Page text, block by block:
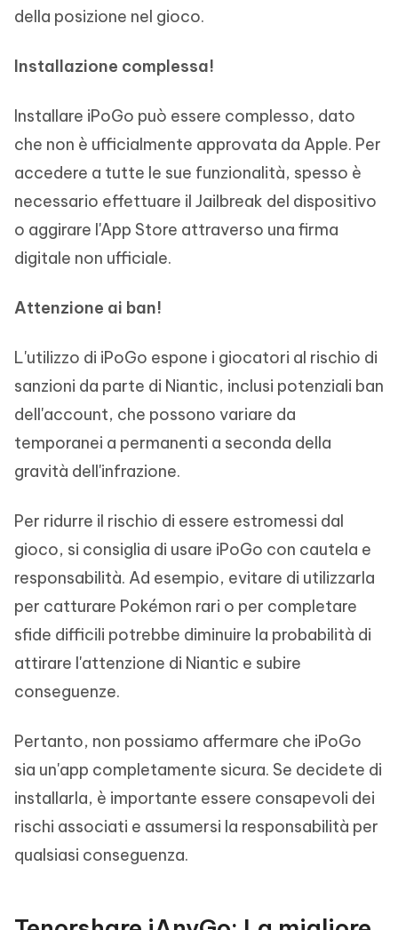
della posizione nel gioco.
Installazione complessa!
Installare iPoGo può essere complesso, dato
che non è ufficialmente approvata da Apple. Per
accedere a tutte le sue funzionalità, spesso è
necessario effettuare il Jailbreak del dispositivo
o aggirare l'App Store attraverso una firma
digitale non ufficiale.
Attenzione ai ban!
L'utilizzo di iPoGo espone i giocatori al rischio di
sanzioni da parte di Niantic, inclusi potenziali ban
dell'account, che possono variare da
temporanei a permanenti a seconda della
gravità dell'infrazione.
Per ridurre il rischio di essere estromessi dal
gioco, si consiglia di usare iPoGo con cautela e
responsabilità. Ad esempio, evitare di utilizzarla
per catturare Pokémon rari o per completare
sfide difficili potrebbe diminuire la probabilità di
attirare l'attenzione di Niantic e subire
conseguenze.
Pertanto, non possiamo affermare che iPoGo
sia un'app completamente sicura. Se decidete di
installarla, è importante essere consapevoli dei
rischi associati e assumersi la responsabilità per
qualsiasi conseguenza.